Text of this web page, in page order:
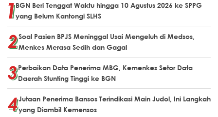
BGN Beri Tenggat Waktu hingga 10 Agustus 2026 ke SPPG
yang Belum Kantongi SLHS
Soal Pasien BPJS Meninggal Usai Mengeluh di Medsos,
Menkes Merasa Sedih dan Gagal
Perbaikan Data Penerima MBG, Kemenkes Setor Data
Daerah Stunting Tinggi ke BGN
Jutaan Penerima Bansos Terindikasi Main Judol, Ini Langkah
yang Diambil Kemensos